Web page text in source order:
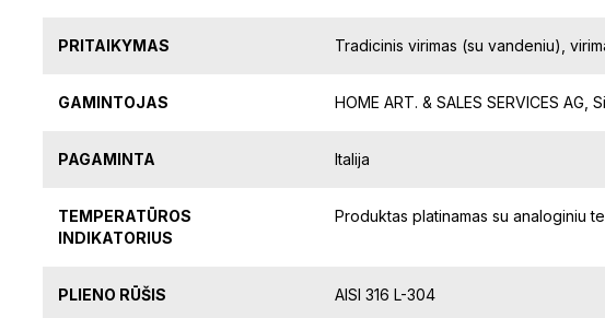
PRITAIKYMAS Tradicinis virimas (su vandeniu),
GAMINTOJAS HOME ART. & SALES SERVICES
PAGAMINTA Italija
TEMPERATŪROS
INDIKATORIUS
Produktas platinamas su analoginiu
PLIENO RŪŠIS AISI 316 L-304